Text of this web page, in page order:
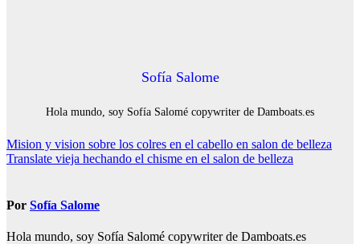
Sofía Salome
Hola mundo, soy Sofía Salomé copywriter de Damboats.es
Navegación
de
Mision y vision sobre los colres en el cabello en salon de belleza
Translate vieja hechando el chisme en el salon de belleza
Por Sofía Salome
Hola mundo, soy Sofía Salomé copywriter de Damboats.es